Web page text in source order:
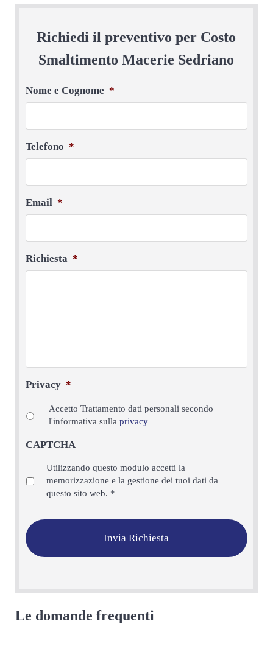
Richiedi il preventivo per Costo
Smaltimento Macerie Sedriano
Nome e Cognome *
Telefono *
Email *
Richiesta *
Privacy *
Accetto Trattamento dati personali secondo
l'informativa sulla privacy
CAPTCHA
Privacy *
Utilizzando questo modulo accetti la
memorizzazione e la gestione dei tuoi dati da
questo sito web. *
Le domande frequenti